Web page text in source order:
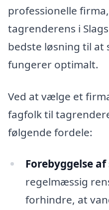
professionelle
tagrenderens i
bedste løsning til at
fungerer optimalt.
Ved at vælge et
fagfolk til
følgende fordele:
Forebyggelse
regelmæssig
forhindre, at